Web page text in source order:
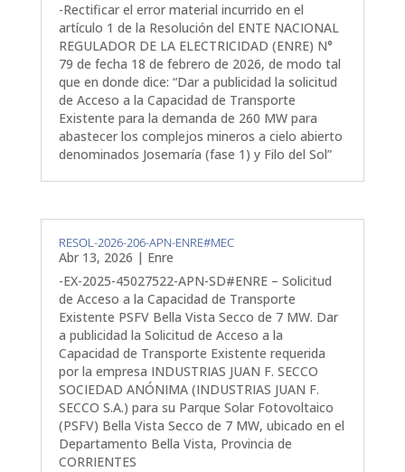
-Rectificar el error material incurrido en el
artículo 1 de la Resolución del ENTE NACIONAL
REGULADOR DE LA ELECTRICIDAD (ENRE) N°
79 de fecha 18 de febrero de 2026, de modo tal
que en donde dice: “Dar a publicidad la solicitud
de Acceso a la Capacidad de Transporte
Existente para la demanda de 260 MW para
abastecer los complejos mineros a cielo abierto
denominados Josemaría (fase 1) y Filo del Sol”
RESOL-2026-206-APN-ENRE#MEC
Abr 13, 2026 | Enre
-EX-2025-45027522-APN-SD#ENRE – Solicitud
de Acceso a la Capacidad de Transporte
Existente PSFV Bella Vista Secco de 7 MW. Dar
a publicidad la Solicitud de Acceso a la
Capacidad de Transporte Existente requerida
por la empresa INDUSTRIAS JUAN F. SECCO
SOCIEDAD ANÓNIMA (INDUSTRIAS JUAN F.
SECCO S.A.) para su Parque Solar Fotovoltaico
(PSFV) Bella Vista Secco de 7 MW, ubicado en el
Departamento Bella Vista, Provincia de
CORRIENTES